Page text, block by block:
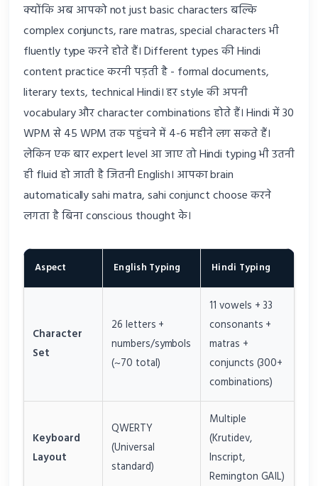
क्योंकि अब आपको not just basic characters बल्कि
complex conjuncts, rare matras, special characters भी
fluently type करने होते हैं। Different types की Hindi
content practice करनी पड़ती है - formal documents,
literary texts, technical Hindi। हर style की अपनी
vocabulary और character combinations होते हैं। Hindi में 30
WPM से 45 WPM तक पहुंचने में 4-6 महीने लग सकते हैं।
लेकिन एक बार expert level आ जाए तो Hindi typing भी उतनी
ही fluid हो जाती है जितनी English। आपका brain
automatically sahi matra, sahi conjunct choose करने
लगता है बिना conscious thought के।
Aspect English Typing Hindi Typing
Character
Set
26 letters +
numbers/symbols
(~70 total)
11 vowels + 33
consonants +
matras +
conjuncts (300+
combinations)
Keyboard
Layout
QWERTY
(Universal
standard)
Multiple
(Krutidev,
Inscript,
Remington GAIL)